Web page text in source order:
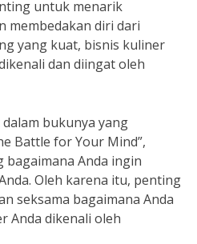
untuk menarik
membedakan diri dari
yang kuat, bisnis kuliner
dan diingat oleh
bukunya yang
Battle for Your Mind”,
Anda ingin
Oleh karena itu, penting
seksama bagaimana Anda
Anda dikenali oleh